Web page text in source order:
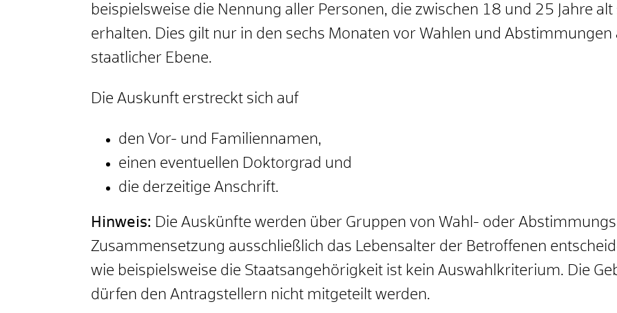
beispielsweise die Nennung aller Personen, die zwischen 18 und 25 Jahre
erhalten. Dies gilt nur in den sechs Monaten vor Wahlen und
staatlicher Ebene.
Die Auskunft erstreckt sich auf
den Vor- und Familiennamen,
einen eventuellen Doktorgrad und
die derzeitige Anschrift.
Hinweis: Die Auskünfte werden über Gruppen von Wahl- oder
Zusammensetzung ausschließlich das Lebensalter der Betroffenen
wie beispielsweise die Staatsangehörigkeit ist kein Auswahlkriterium. Die
dürfen den Antragstellern nicht mitgeteilt werden.